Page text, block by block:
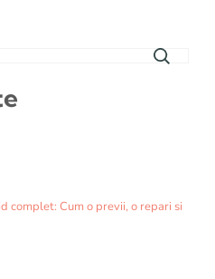
complet: Cum o previi, o repari si